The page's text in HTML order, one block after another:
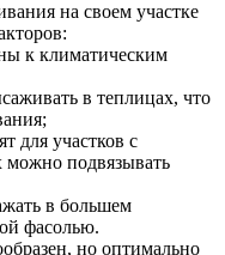
на своем участке
к климатическим
в теплицах, что
для участков с
можно подвязывать
в большем
фасолью.
но оптимально